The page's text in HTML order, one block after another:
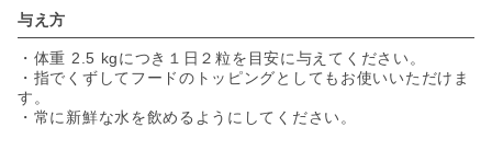
与え方
・体重 2.5 kgにつき１日２粒を目安に与えてください。
・指でくずしてフードのトッピングとしてもお使いいただけま
す。
・常に新鮮な水を飲めるようにしてください。